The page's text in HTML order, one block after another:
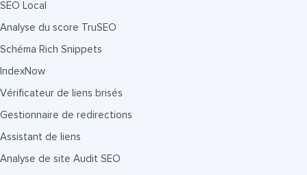
SEO Local
Analyse du score TruSEO
Schéma Rich Snippets
IndexNow
Vérificateur de liens brisés
Gestionnaire de redirections
Assistant de liens
Analyse de site Audit SEO